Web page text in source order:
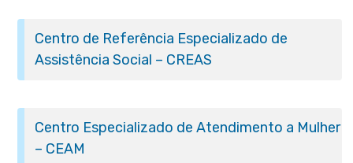
Centro de Referência Especializado de
Assistência Social – CREAS
Centro Especializado de Atendimento a Mulher
– CEAM